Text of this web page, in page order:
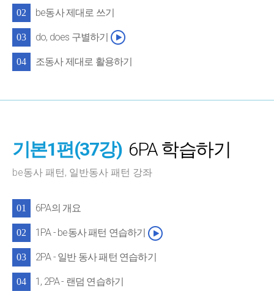
02 be동사 제대로 쓰기
03 do, does 구별하기
04 조동사 제대로 활용하기
기본1편(37강) 6PA 학습하기
be동사 패턴, 일반동사 패턴 강좌
01 6PA의 개요
02 1PA - be동사 패턴 연습하기
03 2PA - 일반 동사 패턴 연습하기
04 1, 2PA - 랜덤 연습하기